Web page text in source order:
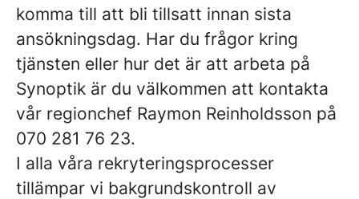
komma till att bli tillsatt innan sista
ansökningsdag. Har du frågor kring
tjänsten eller hur det är att arbeta på
Synoptik är du välkommen att kontakta
vår regionchef Raymon Reinholdsson på
070 281 76 23.
I alla våra rekryteringsprocesser
tillämpar vi bakgrundskontroll av